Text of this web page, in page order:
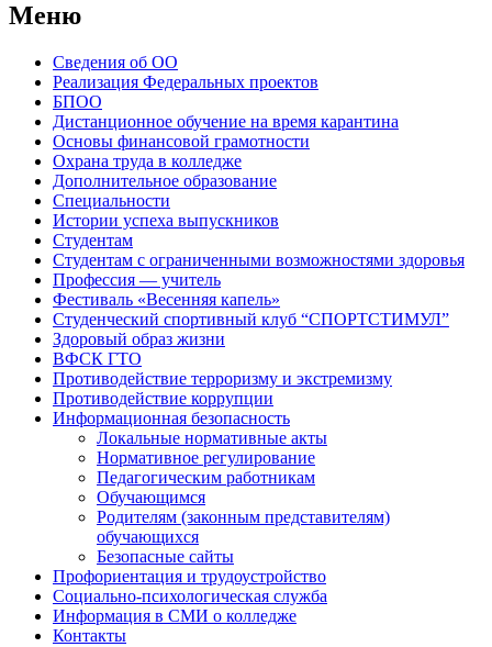
Меню
Сведения об ОО
Реализация Федеральных проектов
БПОО
Дистанционное обучение на время карантина
Основы финансовой грамотности
Охрана труда в колледже
Дополнительное образование
Специальности
Истории успеха выпускников
Студентам
Студентам с ограниченными возможностями здоровья
Профессия — учитель
Фестиваль «Весенняя капель»
Студенческий спортивный клуб “СПОРТСТИМУЛ”
Здоровый образ жизни
ВФСК ГТО
Противодействие терроризму и экстремизму
Противодействие коррупции
Информационная безопасность
Локальные нормативные акты
Нормативное регулирование
Педагогическим работникам
Обучающимся
Родителям (законным представителям)
обучающихся
Безопасные сайты
Профориентация и трудоустройство
Социально-психологическая служба
Информация в СМИ о колледже
Контакты